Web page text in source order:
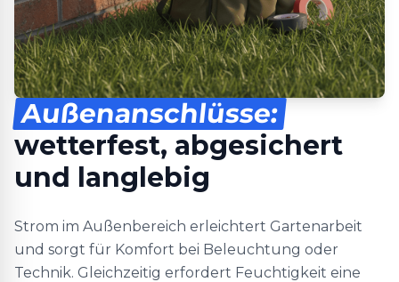
Außenanschlüsse:
wetterfest, abgesichert
und langlebig
Strom im Außenbereich erleichtert Gartenarbeit
und sorgt für Komfort bei Beleuchtung oder
Technik. Gleichzeitig erfordert Feuchtigkeit eine